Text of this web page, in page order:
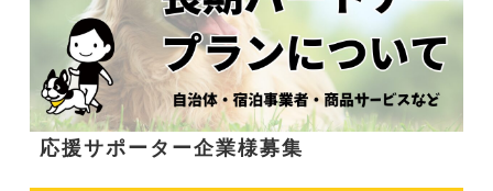
応援サポーター企業様募集